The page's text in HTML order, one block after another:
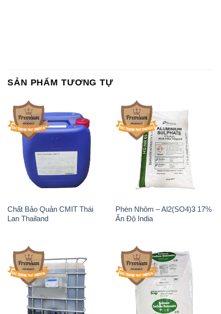
Chất Bảo Quản CMIT Thái
Lan Thailand
Phèn Nhôm – Al2(SO4)3 17%
Ấn Độ India
Chất tạo bọt Las P Tico Tank
IBC Bồn Việt Nam
Sodium Benzoate – Mốc Bột
Kalama Food Grade Mỹ Usa